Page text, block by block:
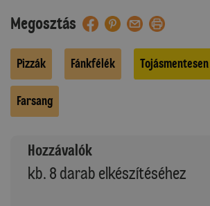
Megosztás
Pizzák Fánkfélék
Farsang
Hozzávalók
kb. 8 darab elkészítéséhez